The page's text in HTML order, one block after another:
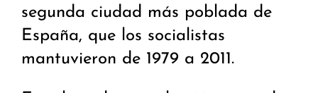
segunda ciudad más poblada de
España, que los socialistas
mantuvieron de 1979 a 2011.